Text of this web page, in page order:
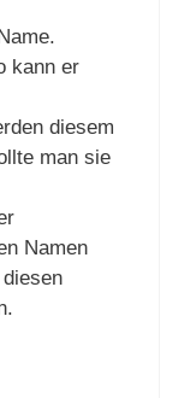
kann er
diesem
man sie
Namen